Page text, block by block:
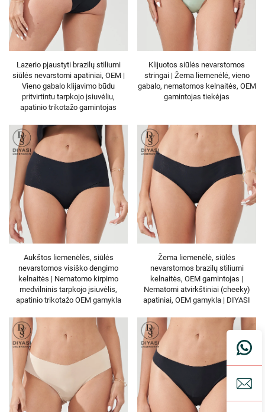
Lazerio pjaustyti brazilų stiliumi
siūlės nevarstomi apatiniai, OEM |
Vieno gabalo klijavimo būdu
pritvirtintu tarpkojo įsiuvėliu,
apatinio trikotažo gamintojas
Klijuotos siūlės nevarstomos
stringai | Žema liemenėlė, vieno
gabalo, nematomos kelnaitės, OEM
gamintojas tiekėjas
Aukštos liemenėlės, siūlės
nevarstomos visiško dengimo
kelnaitės | Nematomo kirpimo
medvilninis tarpkojo įsiuvėlis,
apatinio trikotažo OEM gamykla
Žema liemenėlė, siūlės
nevarstomos brazilų stiliumi
kelnaitės, OEM gamintojas |
Nematomi atvirkštiniai (cheeky)
apatiniai, OEM gamykla | DIYASI